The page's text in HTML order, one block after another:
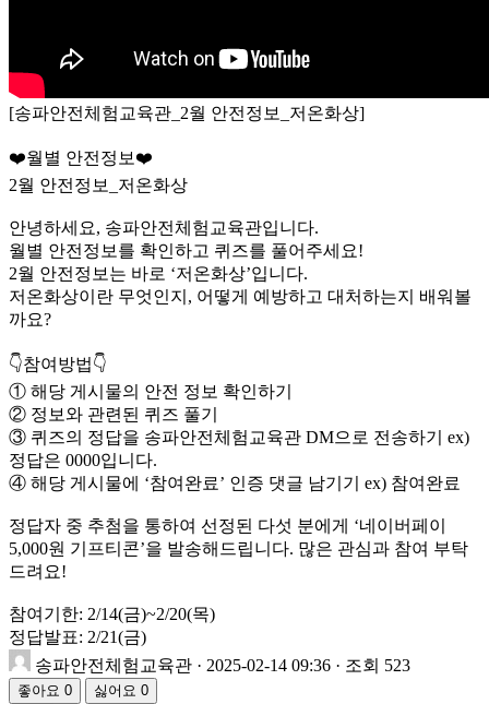
[송파안전체험교육관_2월 안전정보_저온화상]
❤️월별 안전정보❤️
2월 안전정보_저온화상
안녕하세요, 송파안전체험교육관입니다.
월별 안전정보를 확인하고 퀴즈를 풀어주세요!
2월 안전정보는 바로 ‘저온화상’입니다.
저온화상이란 무엇인지, 어떻게 예방하고 대처하는지 배워볼
까요?
👇참여방법👇
① 해당 게시물의 안전 정보 확인하기
② 정보와 관련된 퀴즈 풀기
③ 퀴즈의 정답을 송파안전체험교육관 DM으로 전송하기 ex)
정답은 0000입니다.
④ 해당 게시물에 ‘참여완료’ 인증 댓글 남기기 ex) 참여완료
정답자 중 추첨을 통하여 선정된 다섯 분에게 ‘네이버페이
5,000원 기프티콘’을 발송해드립니다. 많은 관심과 참여 부탁
드려요!
참여기한: 2/14(금)~2/20(목)
정답발표: 2/21(금)
송파안전체험교육관 · 2025-02-14 09:36 · 조회 523
좋아요 0 싫어요 0